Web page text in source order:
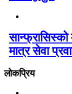
सान्फ्रासिस्को
मात्र सेवा
लोकप्रिय